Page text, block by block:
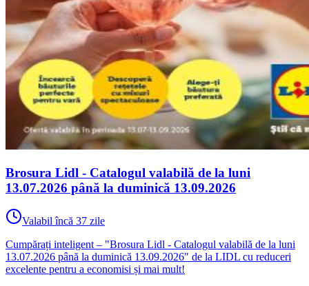
Brosura Lidl - Catalogul valabilă de la luni
13.07.2026 până la duminică 13.09.2026
Valabil încă 37 zile
Cumpărați inteligent – "Brosura Lidl - Catalogul valabilă de la luni
13.07.2026 până la duminică 13.09.2026" de la LIDL cu reduceri
excelente pentru a economisi și mai mult!